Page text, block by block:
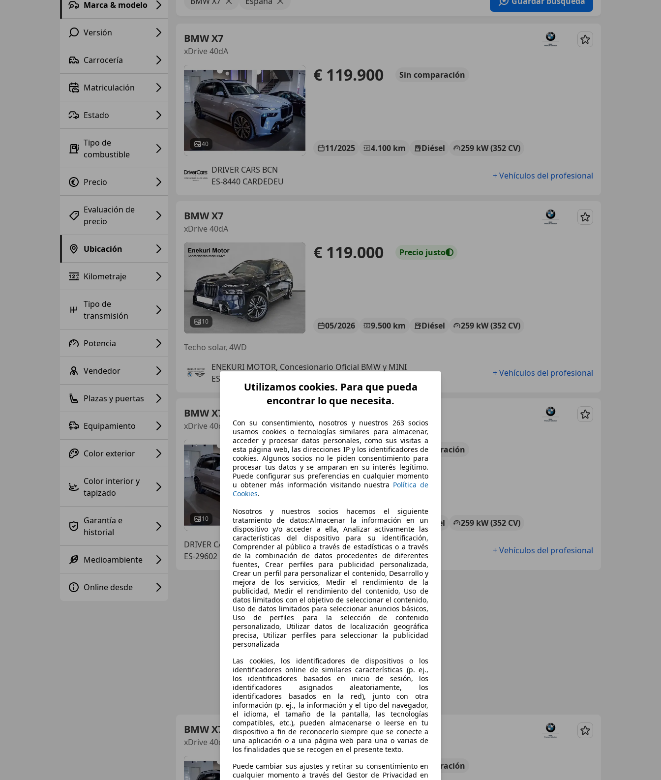
Marca & modelo
Versión
Carrocería
Matriculación
Estado
Tipo de
combustible
Precio
Evaluación de
precio
Ubicación
Kilometraje
Tipo de
transmisión
Potencia
Vendedor
Plazas y puertas
Equipamiento
Color exterior
Color interior y
tapizado
Garantía e
historial
Medioambiente
Online desde
BMW X7
xDrive 40dA
Guardar
40
€ 119.900 Sin comparación
11/2025 4.100 km Diésel
259 kW (352 CV)
DRIVER CARS BCN
ES-8440 CARDEDEU
+ Vehículos del profesional
BMW X7
xDrive 40dA
Guardar
10
€ 119.000 Precio justo
05/2026 9.500 km Diésel
259 kW (352 CV)
Techo solar, 4WD
ENEKURI MOTOR, Concesionario Oficial BMW y MINI
ES-48950 ENEKURI
+ Vehículos del profesional
BMW X7
xDrive 40dA
Guardar
10
€ 126.900 Sincomparación
04/2026 3.900 km Diésel
259 kW (352 CV)
DRIVER CARS MÁLAGA
ES-29602 MARBELLA
+ Vehículos del profesional
BMW X7
xDrive 40dA
Guardar
€ 119.900 Sincomparación
Utilizamos cookies. Para que pueda
encontrar lo que necesita.
Con su consentimiento, nosotros y nuestros 263 socios
usamos cookies o tecnologías similares para almacenar,
acceder y procesar datos personales, como sus visitas a
esta página web, las direcciones IP y los identificadores de
cookies. Algunos socios no le piden consentimiento para
procesar tus datos y se amparan en su interés legítimo.
Puede configurar sus preferencias en cualquier momento
u obtener más información visitando nuestra Política de
Cookies.
Nosotros y nuestros socios hacemos el siguiente
tratamiento de datos:Almacenar la información en un
dispositivo y/o acceder a ella, Analizar activamente las
características del dispositivo para su identificación,
Comprender al público a través de estadísticas o a través
de la combinación de datos procedentes de diferentes
fuentes, Crear perfiles para publicidad personalizada,
Crear un perfil para personalizar el contenido, Desarrollo y
mejora de los servicios, Medir el rendimiento de la
publicidad, Medir el rendimiento del contenido, Uso de
datos limitados con el objetivo de seleccionar el contenido,
Uso de datos limitados para seleccionar anuncios básicos,
Uso de perfiles para la selección de contenido
personalizado, Utilizar datos de localización geográfica
precisa, Utilizar perfiles para seleccionar la publicidad
personalizada
Las cookies, los identificadores de dispositivos o los
identificadores online de similares características (p. ej.,
los identificadores basados en inicio de sesión, los
identificadores asignados aleatoriamente, los
identificadores basados en la red), junto con otra
información (p. ej., la información y el tipo del navegador,
el idioma, el tamaño de la pantalla, las tecnologías
compatibles, etc.), pueden almacenarse o leerse en tu
dispositivo a fin de reconocerlo siempre que se conecte a
una aplicación o a una página web para una o varias de
los finalidades que se recogen en el presente texto.
Puede cambiar sus ajustes y retirar su consentimiento en
cualquier momento a través del Gestor de Privacidad en